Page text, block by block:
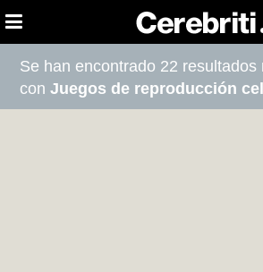
Se han encontrado 22 resultados
conJuegos de reproducción